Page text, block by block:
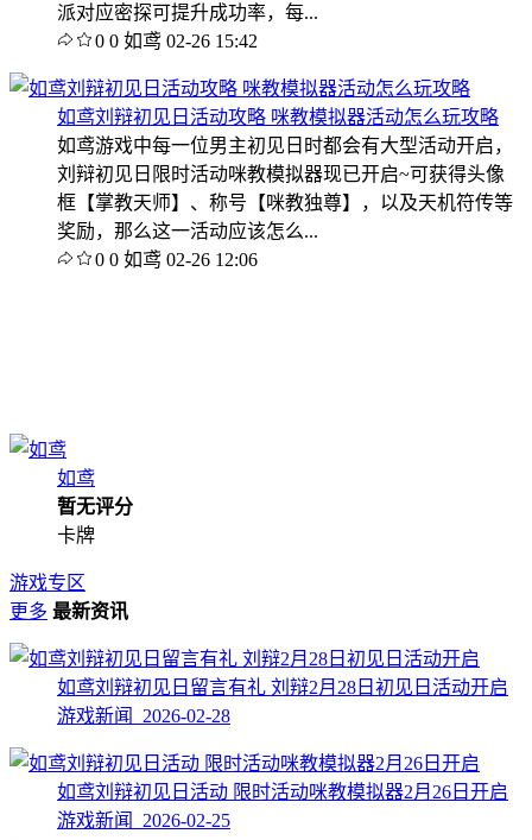
派对应密探可提升成功率，每...
0 0 如鸢 02-26 15:42
如鸢刘辩初见日活动攻略 咪教模拟器活动怎么玩攻略
如鸢游戏中每一位男主初见日时都会有大型活动开启，
刘辩初见日限时活动咪教模拟器现已开启~可获得头像
框【掌教天师】、称号【咪教独尊】，以及天机符传等
奖励，那么这一活动应该怎么...
0 0 如鸢 02-26 12:06
如鸢
暂无评分
卡牌
游戏专区
更多 最新资讯
如鸢刘辩初见日留言有礼 刘辩2月28日初见日活动开启
游戏新闻 2026-02-28
如鸢刘辩初见日活动 限时活动咪教模拟器2月26日开启
游戏新闻 2026-02-25